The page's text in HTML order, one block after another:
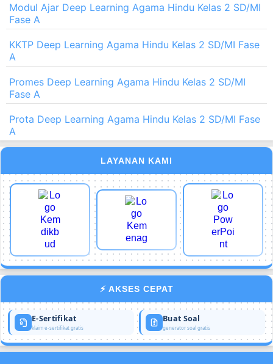
Modul Ajar Deep Learning Agama Hindu Kelas 2 SD/MI
Fase A
KKTP Deep Learning Agama Hindu Kelas 2 SD/MI Fase
A
Promes Deep Learning Agama Hindu Kelas 2 SD/MI
Fase A
Prota Deep Learning Agama Hindu Kelas 2 SD/MI Fase
A
LAYANAN KAMI
⚡ AKSES CEPAT
E-Sertifikat
klaim e-sertifikat gratis
Buat Soal
generator soal gratis